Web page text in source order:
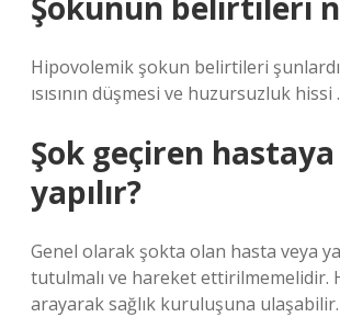
Hipovolemik şokun belirtileri
ısısının düşmesi ve huzursuzluk hissi
Şok geçiren
yapılır?
Genel olarak şokta olan hasta veya
tutulmalı ve hareket ettirilmemelidir.
arayarak sağlık kuruluşuna ulaşabilir.